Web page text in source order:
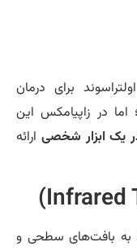
برای درمان
زاپیامکس این
ابزار شخصیارائه
بافت‌های سطحی و